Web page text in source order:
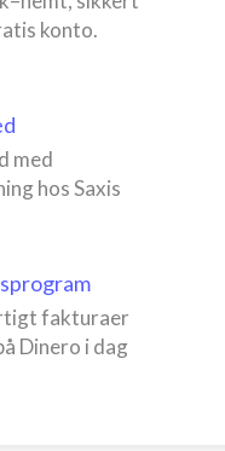
konto.
med
hos Saxis
fakturaer
Dinero i dag
på aktivt